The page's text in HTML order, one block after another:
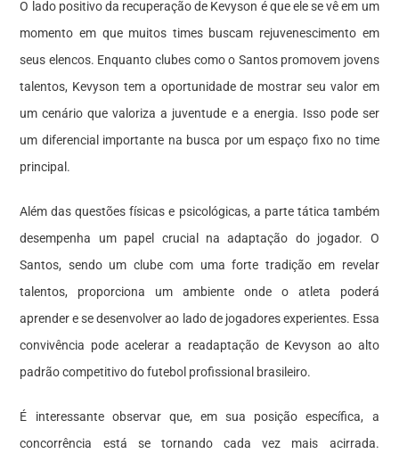
O lado positivo da recuperação de Kevyson é que ele se vê em um
momento em que muitos times buscam rejuvenescimento em
seus elencos. Enquanto clubes como o Santos promovem jovens
talentos, Kevyson tem a oportunidade de mostrar seu valor em
um cenário que valoriza a juventude e a energia. Isso pode ser
um diferencial importante na busca por um espaço fixo no time
principal.
Além das questões físicas e psicológicas, a parte tática também
desempenha um papel crucial na adaptação do jogador. O
Santos, sendo um clube com uma forte tradição em revelar
talentos, proporciona um ambiente onde o atleta poderá
aprender e se desenvolver ao lado de jogadores experientes. Essa
convivência pode acelerar a readaptação de Kevyson ao alto
padrão competitivo do futebol profissional brasileiro.
É interessante observar que, em sua posição específica, a
concorrência está se tornando cada vez mais acirrada.